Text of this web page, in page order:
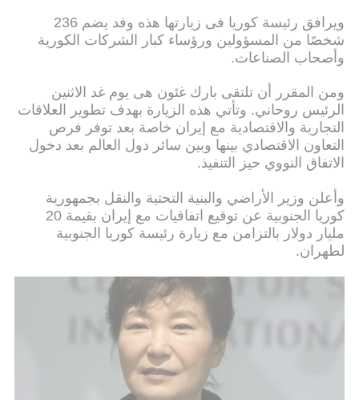
ویرافق رئیسة كوریا فی زیارتها هذه وفد یضم 236
شخصًا من المسؤولین ورؤساء كبار الشركات الكوریة
وأصحاب الصناعات.
ومن المقرر أن تلتقی بارك غئون هی یوم غد الاثنین
الرئیس روحاني. وتأتي هذه الزیارة بهدف تطویر العلاقات
التجاریة والاقتصادیة مع إیران خاصة بعد توفر فرص
التعاون الاقتصادي بینها وبین سائر دول العالم بعد دخول
الاتفاق النووي حیز التنفیذ.
وأعلن وزير الأراضي والبنية التحتية والنقل بجمهورية
كوريا الجنوبية عن توقيع اتفاقيات مع إيران بقيمة 20
مليار دولار بالتزامن مع زيارة رئيسة كوريا الجنوبية
لطهران.